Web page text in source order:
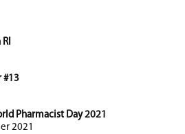
#13
Pharmacist Day 2021
2021